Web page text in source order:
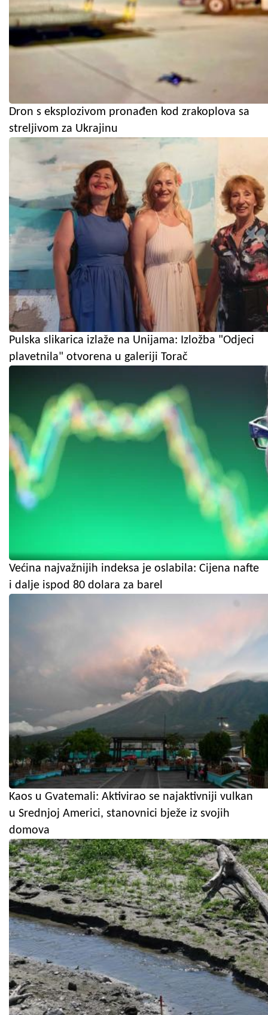
Dron s eksplozivom pronađen kod zrakoplova sa
streljivom za Ukrajinu
Pulska slikarica izlaže na Unijama: Izložba "Odjeci
plavetnila" otvorena u galeriji Torač
Većina najvažnijih indeksa je oslabila: Cijena nafte
i dalje ispod 80 dolara za barel
Kaos u Gvatemali: Aktivirao se najaktivniji vulkan
u Srednjoj Americi, stanovnici bježe iz svojih
domova